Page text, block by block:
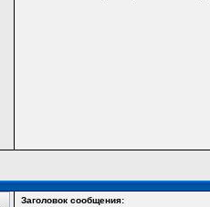
Заголовок сообщения: